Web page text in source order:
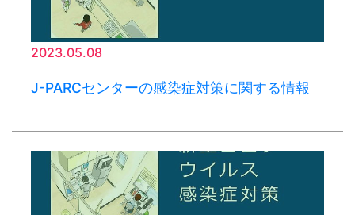
2023.05.08
J-PARCセンターの感染症対策に関する情報